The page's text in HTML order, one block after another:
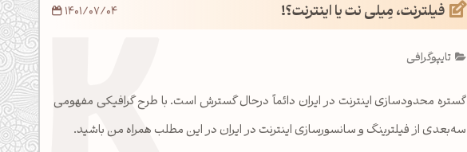
فیلترنت، مِیلی نت یا اینترنت؟!
تایپوگرافی
گستره محدودسازی اینترنت در ایران دائماً درحال گسترش است. با طرح گرافیکی مفهومی
سه‌بعدی از فیلترینگ و سانسورسازی اینترنت در ایران در این مطلب همراه من باشید.
1401/07/04